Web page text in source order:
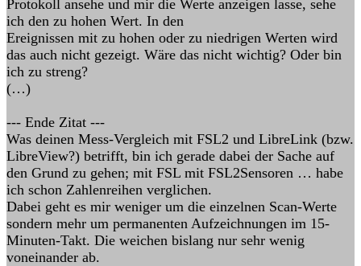
Protokoll ansehe und mir die Werte anzeigen lasse, sehe
ich den zu hohen Wert. In den
Ereignissen mit zu hohen oder zu niedrigen Werten wird
das auch nicht gezeigt. Wäre das nicht wichtig? Oder bin
ich zu streng?
(…)
--- Ende Zitat ---
Was deinen Mess-Vergleich mit FSL2 und LibreLink (bzw.
LibreView?) betrifft, bin ich gerade dabei der Sache auf
den Grund zu gehen; mit FSL mit FSL2Sensoren … habe
ich schon Zahlenreihen verglichen.
Dabei geht es mir weniger um die einzelnen Scan-Werte
sondern mehr um permanenten Aufzeichnungen im 15-
Minuten-Takt. Die weichen bislang nur sehr wenig
voneinander ab.